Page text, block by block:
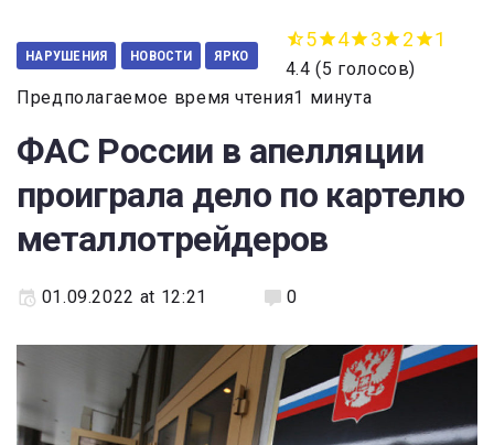
НАРУШЕНИЯ НОВОСТИ ЯРКО
5 4 3 2 1
4.4 (5 голосов)
Предполагаемое время чтения1 минута
ФАС России в апелляции
проиграла дело по картелю
металлотрейдеров
01.09.2022 at 12:21 0